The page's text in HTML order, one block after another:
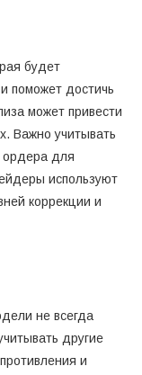
будет
поможет достичь
может привести
Важно учитывать
ордера для
используют
коррекции и
не всегда
другие
и